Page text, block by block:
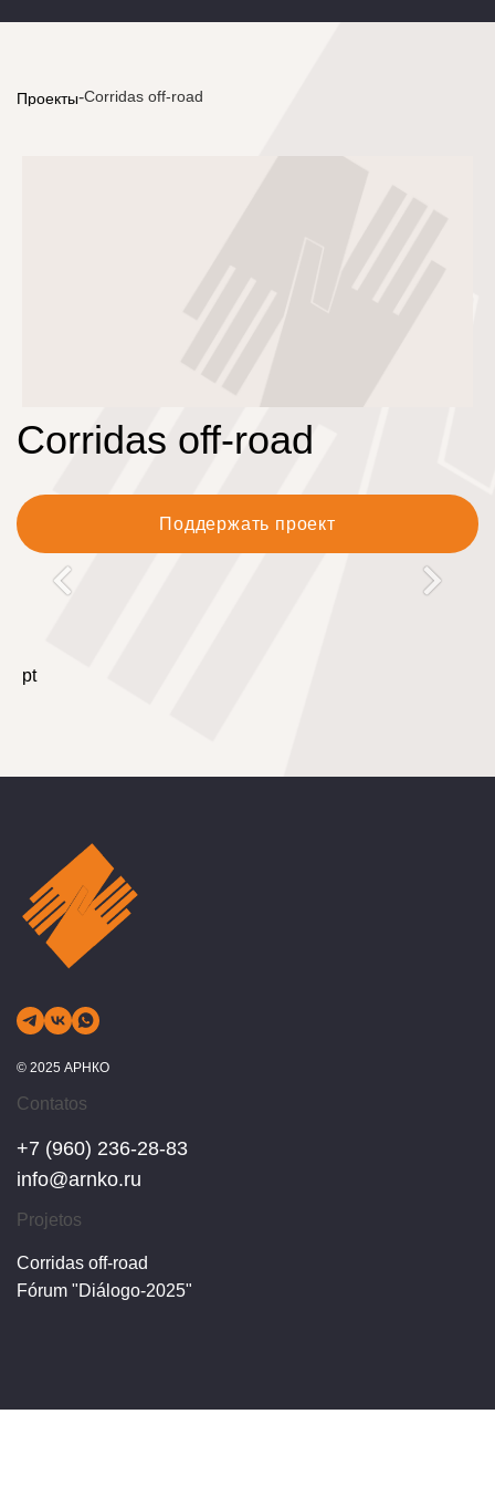
Проекты-Corridas off-road
Corridas off-road
Поддержать проект
pt
© 2025 АРНКО
Contatos
+7 (960) 236-28-83
info@arnko.ru
Projetos
Corridas off-road
Fórum "Diálogo-2025"